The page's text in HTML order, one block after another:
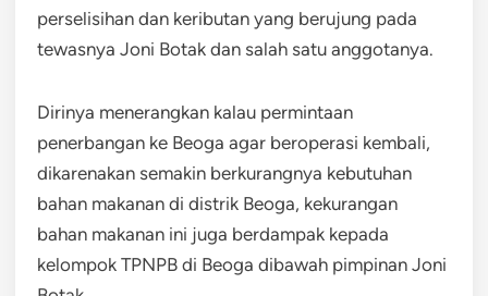
perselisihan dan keributan yang berujung pada
tewasnya Joni Botak dan salah satu anggotanya.
Dirinya menerangkan kalau permintaan
penerbangan ke Beoga agar beroperasi kembali,
dikarenakan semakin berkurangnya kebutuhan
bahan makanan di distrik Beoga, kekurangan
bahan makanan ini juga berdampak kepada
kelompok TPNPB di Beoga dibawah pimpinan Joni